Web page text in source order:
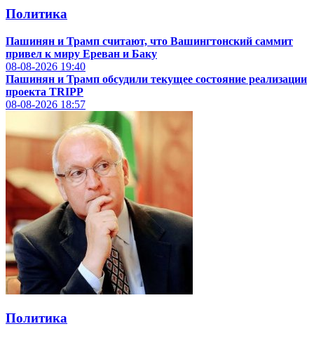
Политика
Пашинян и Трамп считают, что Вашингтонский саммит
привел к миру Ереван и Баку
08-08-2026 19:40
Пашинян и Трамп обсудили текущее состояние реализации
проекта TRIPP
08-08-2026 18:57
Политика